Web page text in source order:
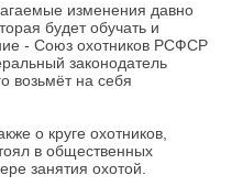
изменения давно
будет обучать и
- Союз охотников РСФСР
законодатель
возьмёт на себя
о круге охотников,
в общественных
занятия охотой.